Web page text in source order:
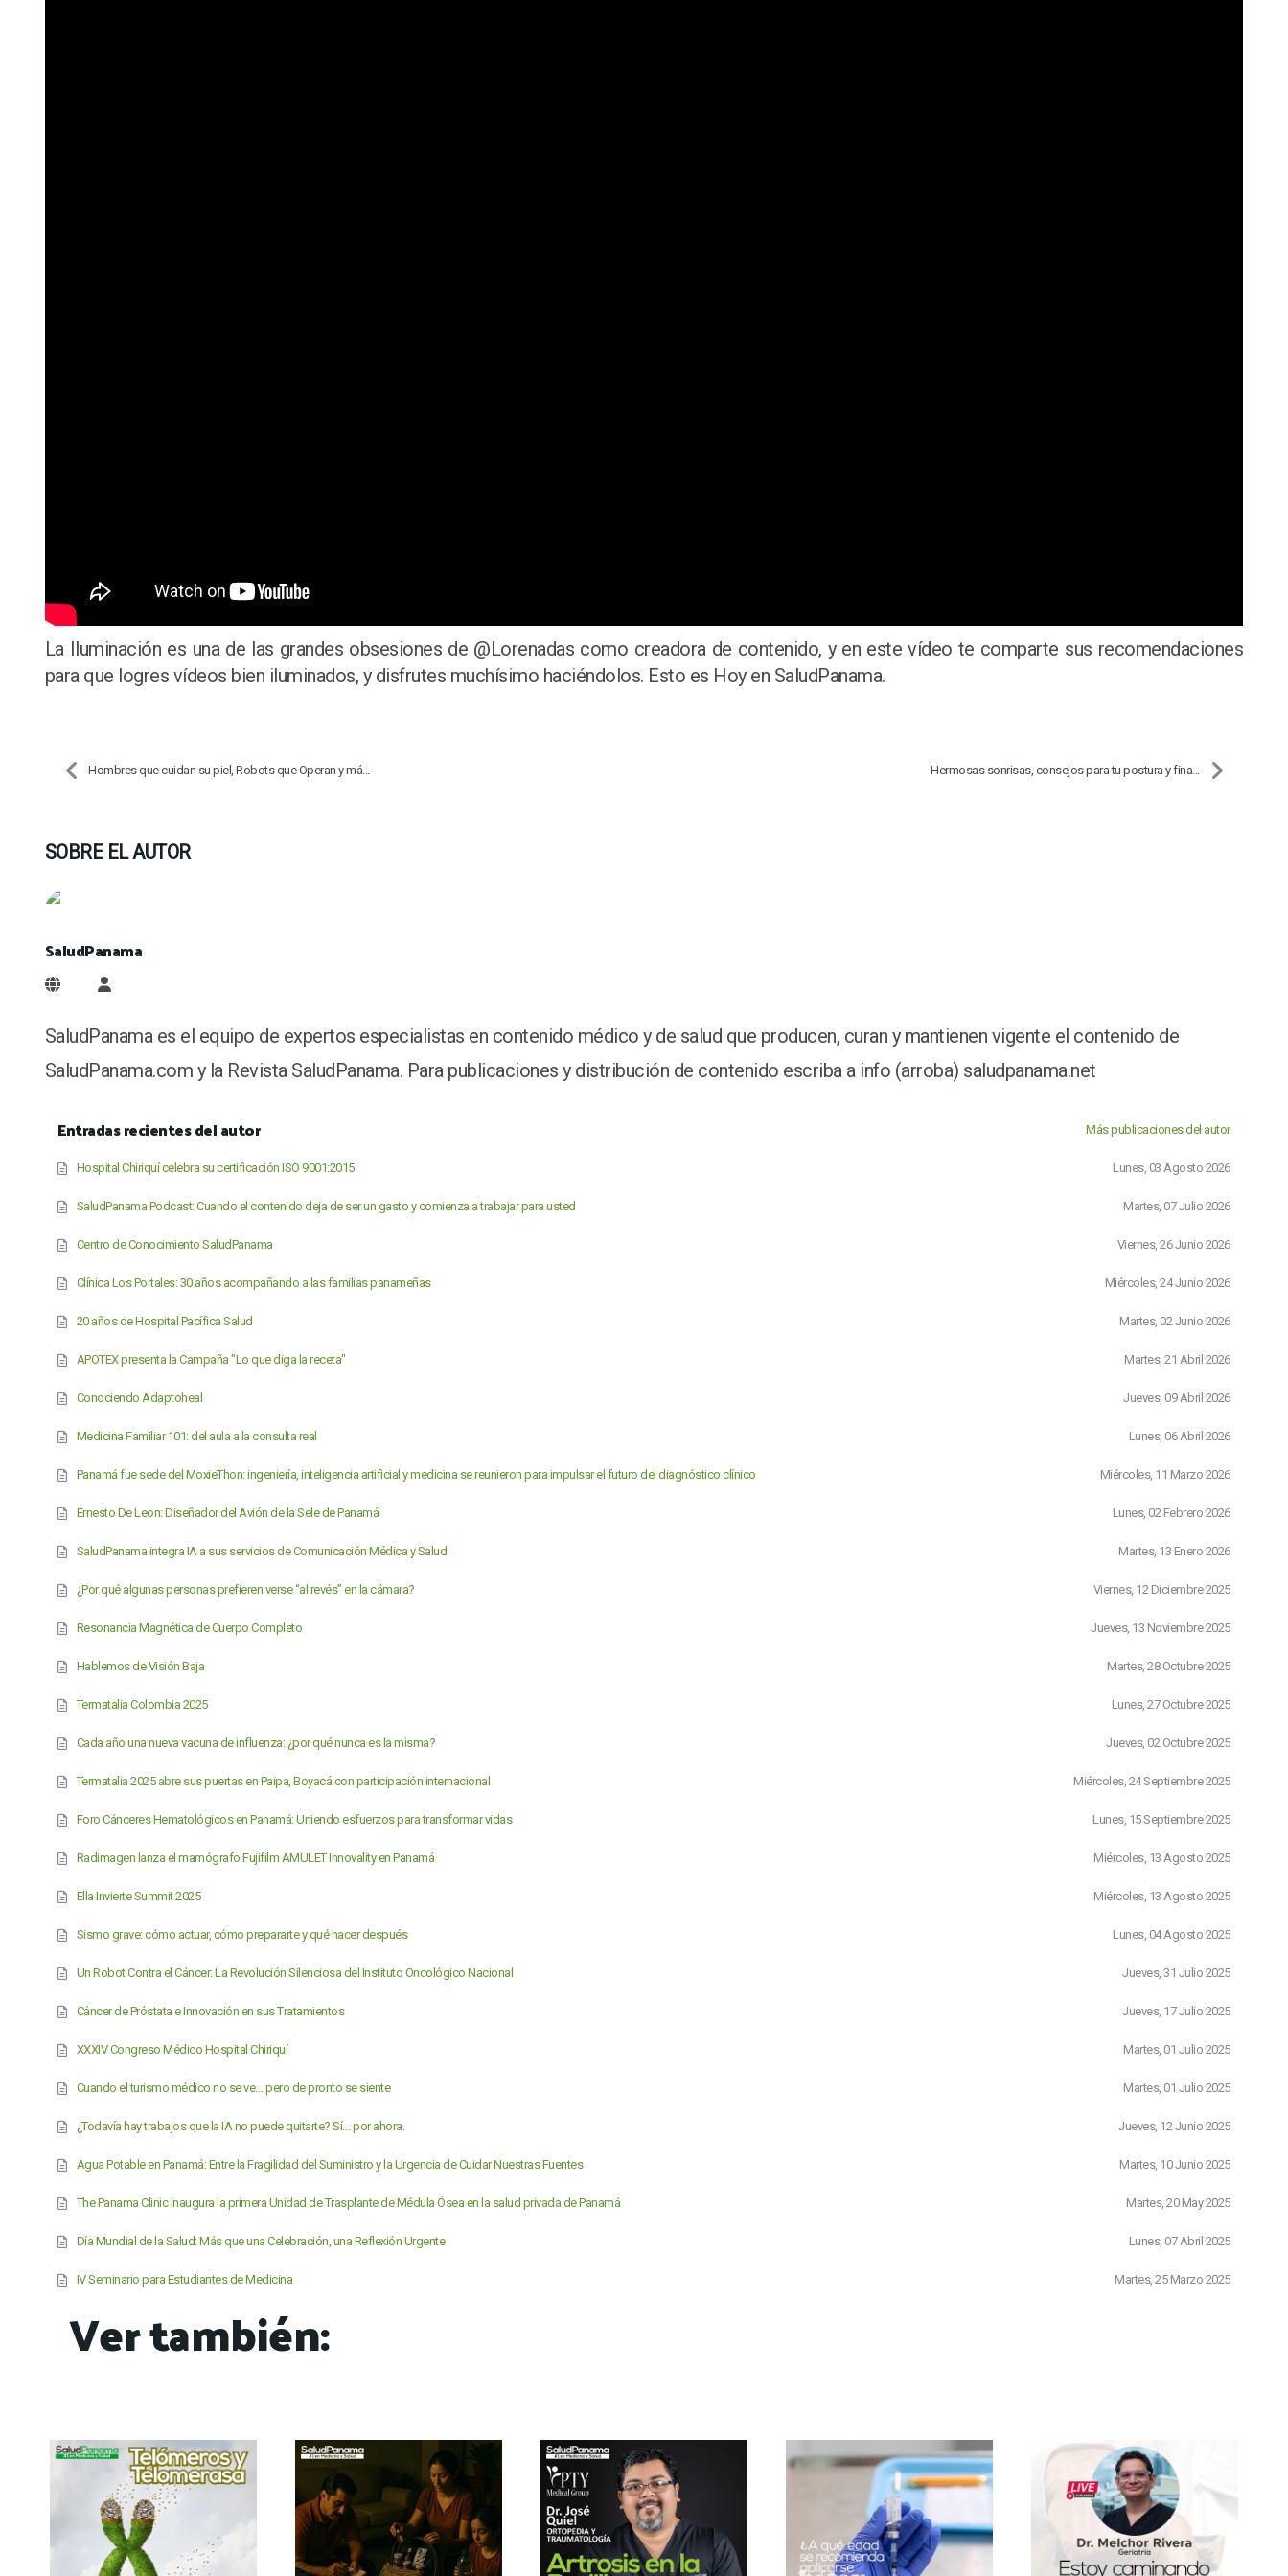
La Iluminación es una de las grandes obsesiones de @Lorenadas como creadora de contenido, y en este vídeo te comparte sus recomendaciones
para que logres vídeos bien iluminados, y disfrutes muchísimo haciéndolos. Esto es Hoy en SaludPanama.
Hombres que cuidan su piel, Robots que Operan y má... Hermosas sonrisas, consejos para tu postura y fina...
SOBRE EL AUTOR
SaludPanama
SaludPanama
SaludPanama es el equipo de expertos especialistas en contenido médico y de salud que producen, curan y mantienen vigente el contenido de
SaludPanama.com y la Revista SaludPanama. Para publicaciones y distribución de contenido escriba a info (arroba) saludpanama.net
Entradas recientes del autor Más publicaciones del autor
Lunes, 03 Agosto 2026
Hospital Chiriquí celebra su certificación ISO 9001:2015
Martes, 07 Julio 2026
SaludPanama Podcast: Cuando el contenido deja de ser un gasto y comienza a trabajar para usted
Viernes, 26 Junio 2026
Centro de Conocimiento SaludPanama
Miércoles, 24 Junio 2026
Clínica Los Portales: 30 años acompañando a las familias panameñas
Martes, 02 Junio 2026
20 años de Hospital Pacífica Salud
Martes, 21 Abril 2026
APOTEX presenta la Campaña "Lo que diga la receta"
Jueves, 09 Abril 2026
Conociendo Adaptoheal
Lunes, 06 Abril 2026
Medicina Familiar 101: del aula a la consulta real
Miércoles, 11 Marzo 2026
Panamá fue sede del MoxieThon: ingeniería, inteligencia artificial y medicina se reunieron para impulsar el futuro del diagnóstico clínico
Lunes, 02 Febrero 2026
Ernesto De Leon: Diseñador del Avión de la Sele de Panamá
Martes, 13 Enero 2026
SaludPanama integra IA a sus servicios de Comunicación Médica y Salud
Viernes, 12 Diciembre 2025
¿Por qué algunas personas prefieren verse “al revés” en la cámara?
Jueves, 13 Noviembre 2025
Resonancia Magnética de Cuerpo Completo
Martes, 28 Octubre 2025
Hablemos de Visión Baja
Lunes, 27 Octubre 2025
Termatalia Colombia 2025
Jueves, 02 Octubre 2025
Cada año una nueva vacuna de influenza: ¿por qué nunca es la misma?
Miércoles, 24 Septiembre 2025
Termatalia 2025 abre sus puertas en Paipa, Boyacá con participación internacional
Lunes, 15 Septiembre 2025
Foro Cánceres Hematológicos en Panamá: Uniendo esfuerzos para transformar vidas
Miércoles, 13 Agosto 2025
Radimagen lanza el mamógrafo Fujifilm AMULET Innovality en Panamá
Miércoles, 13 Agosto 2025
Ella Invierte Summit 2025
Lunes, 04 Agosto 2025
Sismo grave: cómo actuar, cómo prepararte y qué hacer después
Jueves, 31 Julio 2025
Un Robot Contra el Cáncer: La Revolución Silenciosa del Instituto Oncológico Nacional
Jueves, 17 Julio 2025
Cáncer de Próstata e Innovación en sus Tratamientos
Martes, 01 Julio 2025
XXXIV Congreso Médico Hospital Chiriquí
Martes, 01 Julio 2025
Cuando el turismo médico no se ve… pero de pronto se siente
Jueves, 12 Junio 2025
¿Todavía hay trabajos que la IA no puede quitarte? Sí… por ahora.
Martes, 10 Junio 2025
Agua Potable en Panamá: Entre la Fragilidad del Suministro y la Urgencia de Cuidar Nuestras Fuentes
Martes, 20 May 2025
The Panama Clinic inaugura la primera Unidad de Trasplante de Médula Ósea en la salud privada de Panamá
Lunes, 07 Abril 2025
Día Mundial de la Salud: Más que una Celebración, una Reflexión Urgente
Martes, 25 Marzo 2025
IV Seminario para Estudiantes de Medicina
Ver también: